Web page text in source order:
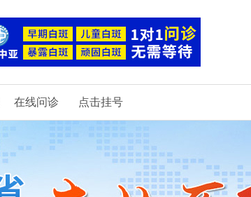
在线问诊 点击挂号